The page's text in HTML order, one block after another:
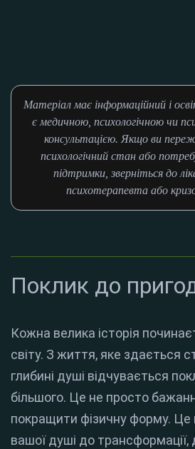
Матеріал має інформаційний і
є медичною, психологічною чи
консультацією. Якщо ви
психологічний стан або
підтримки, зверніться до
психотерапевта або
Поклик до
Кожна велика історія
світу. З життя, яке здається
глибині душі відчувається
більшого. Це не просто
покращити фізичну форму. Це
вашої душі до трансформації,